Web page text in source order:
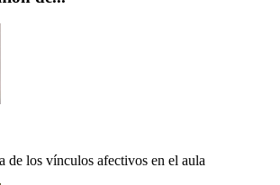
de los vínculos afectivos en el aula